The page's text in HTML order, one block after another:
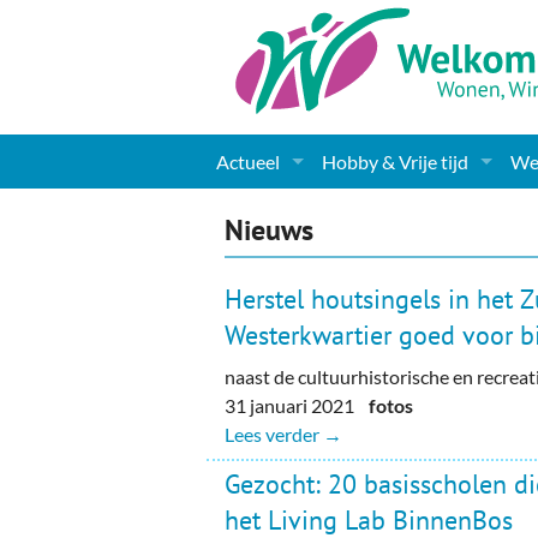
Actueel
Nieuws
Gemeente informatie
Dorpen
Woningaanbod
Columns & Redactioneel
Foto-pagina
Hobby & Vrije tijd
Kunst
Muziek
Toerisme & Musea
Podia & Dorpshuizen
Nieuws
Herstel houtsingels in het
Westerkwartier goed voor
naast de cultuurhistorische en
31 januari 2021fotos
Lees verder →
Gezocht: 20 basisscholen
het Living Lab BinnenBos